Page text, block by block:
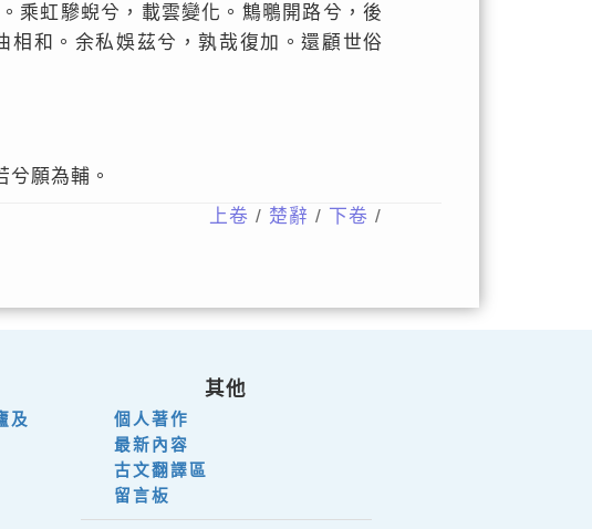
乘虹驂蜺兮，載雲變化。鷦䳟開路兮，後
和。余私娛茲兮，孰哉復加。還顧世俗
願為輔。
上卷 / 楚辭 / 下卷 /
及
其他
個人著作
最新內容
古文翻譯區
留言板